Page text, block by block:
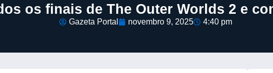
os finais de The Outer Worlds 2 e
Gazeta Portal novembro 9, 2025 4:40 pm